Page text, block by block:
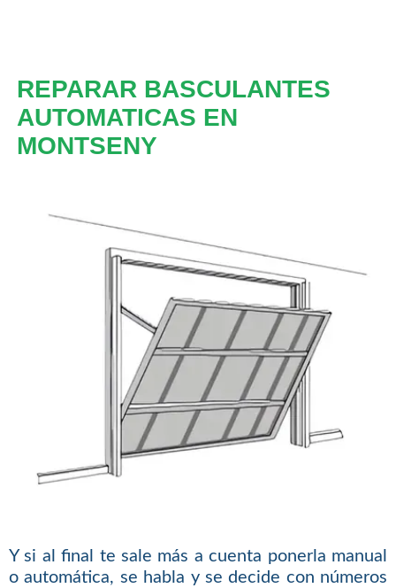
REPARAR BASCULANTES
AUTOMATICAS EN
MONTSENY
Y si al final te sale más a cuenta ponerla manual
o automática, se habla y se decide con números